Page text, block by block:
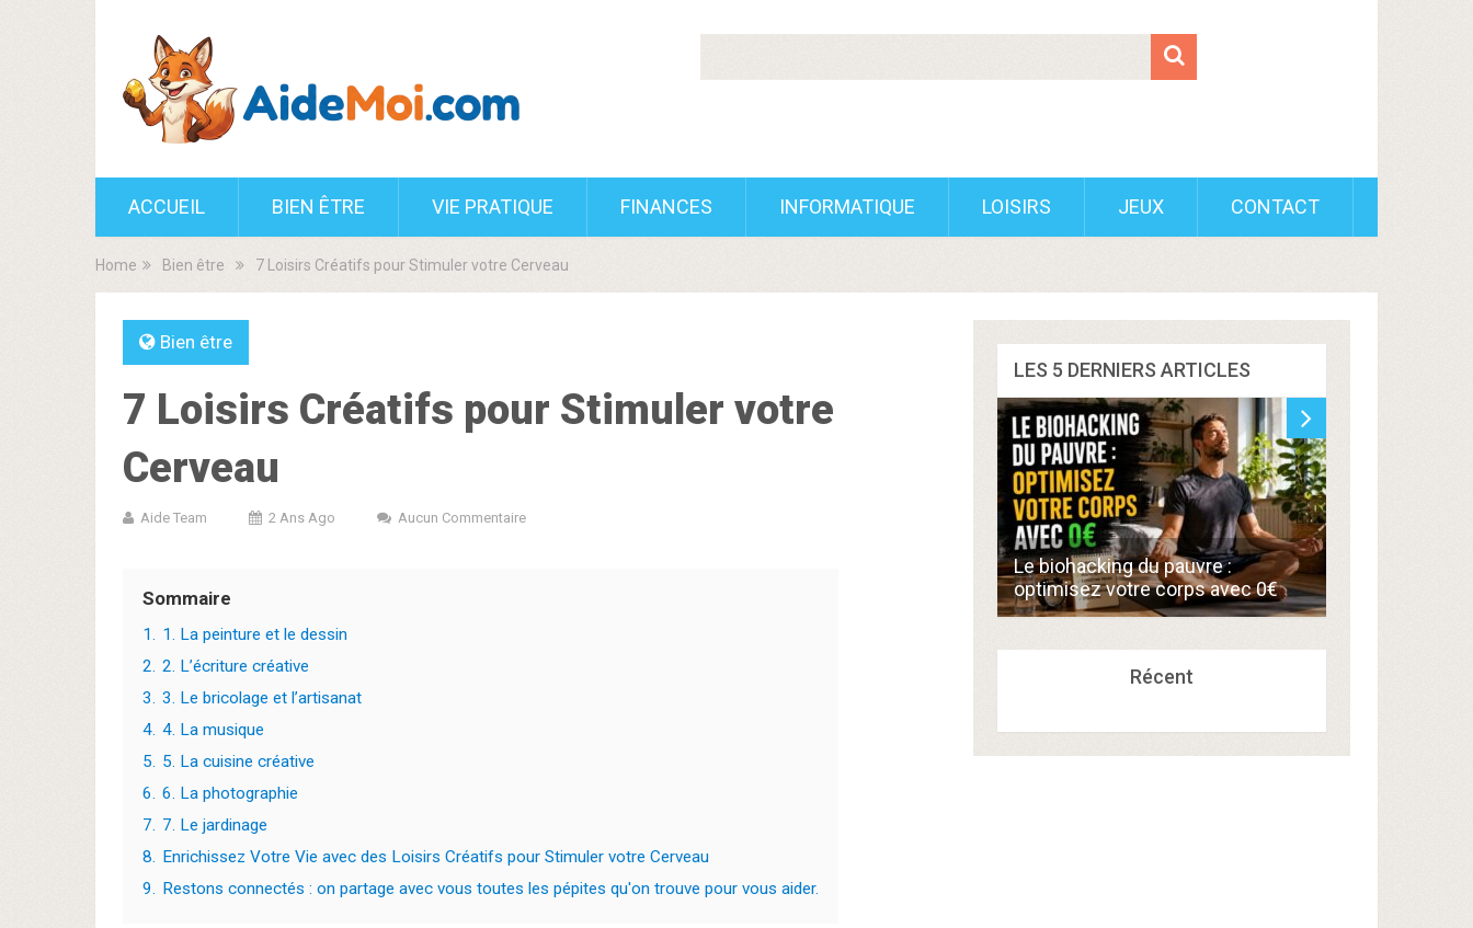
ACCUEIL BIEN ÊTRE VIE PRATIQUE FINANCES INFORMATIQUE LOISIRS JEUX CONTACT
Home Bien être 7 Loisirs Créatifs pour Stimuler votre Cerveau
Bien être
7 Loisirs Créatifs pour Stimuler votre
Cerveau
Aide Team 2 Ans Ago Aucun Commentaire
Sommaire
1. 1. La peinture et le dessin
2. 2. L’écriture créative
3. 3. Le bricolage et l’artisanat
4. 4. La musique
5. 5. La cuisine créative
6. 6. La photographie
7. 7. Le jardinage
8. Enrichissez Votre Vie avec des Loisirs Créatifs pour Stimuler votre Cerveau
9. Restons connectés : on partage avec vous toutes les pépites qu'on trouve pour vous aider.
LES 5 DERNIERS ARTICLES
Le biohacking du pauvre :
optimisez votre corps avec 0€
Récent